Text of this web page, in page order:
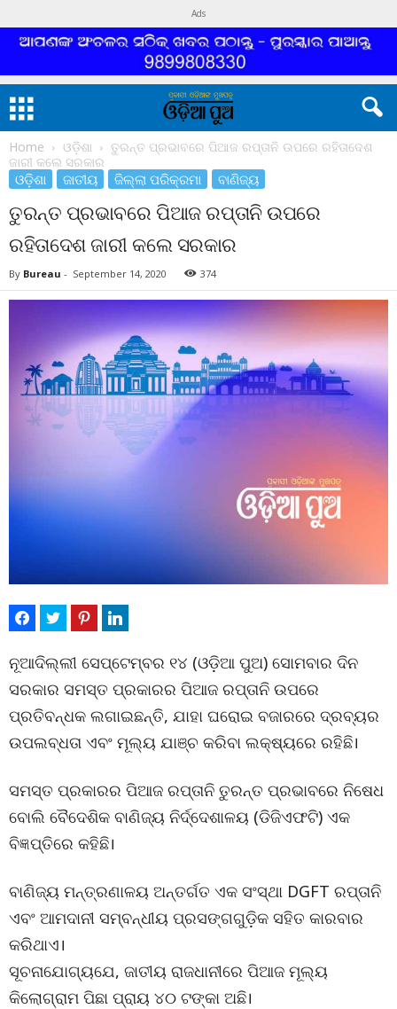
Ads
Home ଓଡ଼ିଶା
ତୁରନ୍ତ ପ୍ରଭାବରେ ପିଆଜ ରପ୍ତାନି ଉପରେ ରହିତାଦେଶ
ଜାରୀ କଲେ ସରକାର
ଓଡ଼ିଶା ଜାତୀୟ ଜିଲ୍ଲା ପରିକ୍ରମା ବାଣିଜ୍ୟ
ତୁରନ୍ତ ପ୍ରଭାବରେ ପିଆଜ ରପ୍ତାନି ଉପରେ
ରହିତାଦେଶ ଜାରୀ କଲେ ସରକାର
By Bureau - September 14, 2020 374
ନୂଆଦିଲ୍ଲୀ ସେପ୍ଟେମ୍ବର ୧୪ (ଓଡ଼ିଆ ପୁଅ) ସୋମବାର ଦିନ
ସରକାର ସମସ୍ତ ପ୍ରକାରର ପିଆଜ ରପ୍ତାନି ଉପରେ
ପ୍ରତିବନ୍ଧକ ଲଗାଇଛନ୍ତି, ଯାହା ଘରୋଇ ବଜାରରେ ଦ୍ରବ୍ୟର
ଉପଲବ୍ଧତା ଏବଂ ମୂଲ୍ୟ ଯାଞ୍ଚ କରିବା ଲକ୍ଷ୍ୟରେ ରହିଛି।
ସମସ୍ତ ପ୍ରକାରର ପିଆଜ ରପ୍ତାନି ତୁରନ୍ତ ପ୍ରଭାବରେ ନିଷେଧ
ବୋଲି ବୈଦେଶିକ ବାଣିଜ୍ୟ ନିର୍ଦ୍ଦେଶାଳୟ (ଡିଜିଏଫଟି) ଏକ
ବିଜ୍ଞପ୍ତିରେ କହିଛି।
ବାଣିଜ୍ୟ ମନ୍ତ୍ରଣାଳୟ ଅନ୍ତର୍ଗତ ଏକ ସଂସ୍ଥା DGFT ରପ୍ତାନି
ଏବଂ ଆମଦାନୀ ସମ୍ବନ୍ଧୀୟ ପ୍ରସଙ୍ଗଗୁଡ଼ିକ ସହିତ କାରବାର
କରିଥାଏ।
ସୂଚନାଯୋଗ୍ୟଯେ, ଜାତୀୟ ରାଜଧାନୀରେ ପିଆଜ ମୂଲ୍ୟ
କିଲୋଗ୍ରାମ ପିଛା ପ୍ରାୟ ୪୦ ଟଙ୍କା ଅଛି।